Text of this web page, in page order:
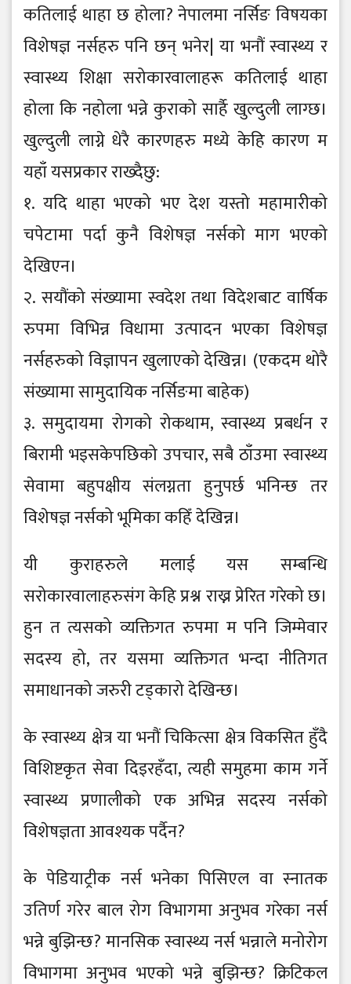
कतिलाई थाहा छ होला? नेपालमा नर्सिङ विषयका
विशेषज्ञ नर्सहरु पनि छन् भनेर| या भनौं स्वास्थ्य र
स्वास्थ्य शिक्षा सरोकारवालाहरू कतिलाई थाहा
होला कि नहोला भन्ने कुराको सार्है खुल्दुली लाग्छ।
खुल्दुली लाग्ने धेरै कारणहरु मध्ये केहि कारण म
यहाँ यसप्रकार राख्दैछु:
१. यदि थाहा भएको भए देश यस्तो महामारीको
चपेटामा पर्दा कुनै विशेषज्ञ नर्सको माग भएको
देखिएन।
२. सयौंको संख्यामा स्वदेश तथा विदेशबाट वार्षिक
रुपमा विभिन्न विधामा उत्पादन भएका विशेषज्ञ
नर्सहरुको विज्ञापन खुलाएको देखिन्न। (एकदम थोरै
संख्यामा सामुदायिक नर्सिङमा बाहेक)
३. समुदायमा रोगको रोकथाम, स्वास्थ्य प्रबर्धन र
बिरामी भइसकेपछिको उपचार, सबै ठाँउमा स्वास्थ्य
सेवामा बहुपक्षीय संलग्नता हुनुपर्छ भनिन्छ तर
विशेषज्ञ नर्सको भूमिका कहिँ देखिन्न।
यी कुराहरुले मलाई यस सम्बन्धि
सरोकारवालाहरुसंग केहि प्रश्न राख्न प्रेरित गरेको छ।
हुन त त्यसको व्यक्तिगत रुपमा म पनि जिम्मेवार
सदस्य हो, तर यसमा व्यक्तिगत भन्दा नीतिगत
समाधानको जरुरी टड्कारो देखिन्छ।
के स्वास्थ्य क्षेत्र या भनौं चिकित्सा क्षेत्र विकसित हुँदै
विशिष्टकृत सेवा दिइरहँदा, त्यही समुहमा काम गर्ने
स्वास्थ्य प्रणालीको एक अभिन्न सदस्य नर्सको
विशेषज्ञता आवश्यक पर्दैन?
के पेडियाट्रीक नर्स भनेका पिसिएल वा स्नातक
उतिर्ण गरेर बाल रोग विभागमा अनुभव गरेका नर्स
भन्ने बुझिन्छ? मानसिक स्वास्थ्य नर्स भन्नाले मनोरोग
विभागमा अनुभव भएको भन्ने बुझिन्छ? क्रिटिकल